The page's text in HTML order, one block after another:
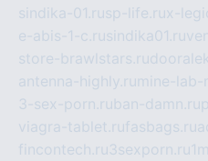
sindika-01.rusp-life.rux-
e-abis-1-c.rusindika01.ru
store-brawlstars.ru
antenna-highly.ru mine-lab-
3-sex-porn.ruban-damn.ru
viagra-tablet.rufasbags.ru
fincontech.ru3sexporn.ru